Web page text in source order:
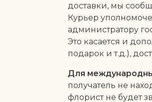
доставки, мы
Курьер
администратору
Это касается и
подарок и т.д.),
Для
получатель не
флорист не будет